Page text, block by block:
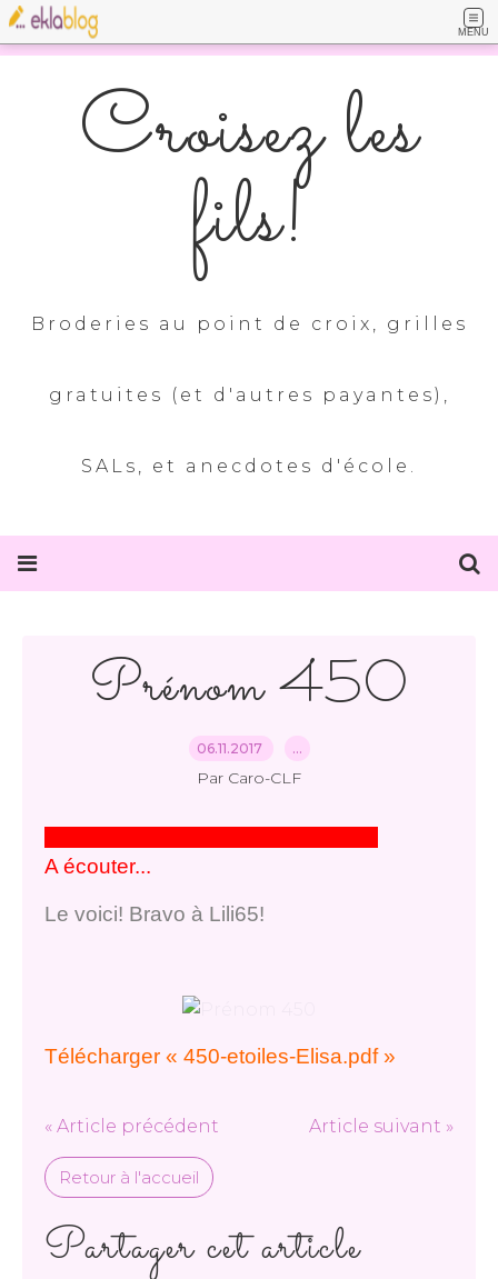
MENU
Croisez les
fils!
Broderies au point de croix, grilles
gratuites (et d'autres payantes),
SALs, et anecdotes d'école.
Prénom 450
06.11.2017 …
Par Caro-CLF
A écouter...
Le voici! Bravo à Lili65!
Télécharger « 450-etoiles-Elisa.pdf »
« Article précédent Article suivant »
Retour à l'accueil
Partager cet article